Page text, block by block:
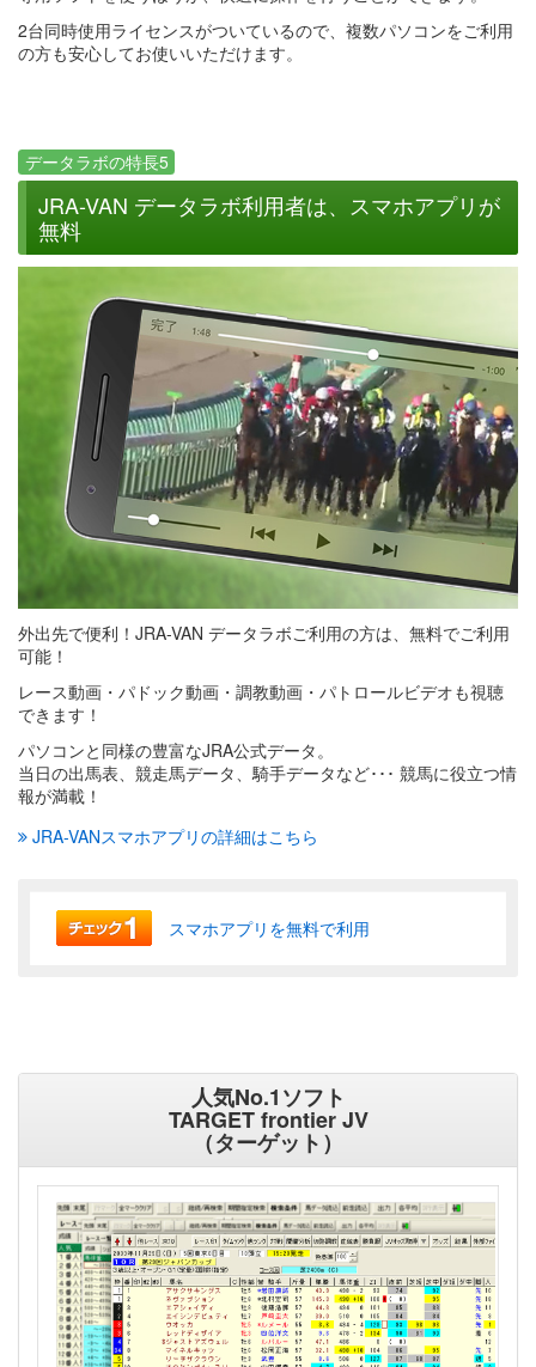
2台同時使用ライセンスがついているので、複数パソコンをご利用
の方も安心してお使いいただけます。
データラボの特長5
JRA-VAN データラボ利用者は、スマホアプリが
無料
外出先で便利！JRA-VAN データラボご利用の方は、無料でご利用
可能！
レース動画・パドック動画・調教動画・パトロールビデオも視聴
できます！
パソコンと同様の豊富なJRA公式データ。
当日の出馬表、競走馬データ、騎手データなど･･･ 競馬に役立つ情
報が満載！
JRA-VANスマホアプリの詳細はこちら
スマホアプリを無料で利用
人気No.1ソフト
TARGET frontier JV
（ターゲット）